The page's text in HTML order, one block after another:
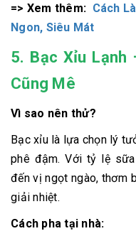
=> Xem thêm: Cách
Ngon, Siêu Mát
5. Bạc Xỉu Lạnh
Cũng Mê
Vì sao nên thử?
Bạc xỉu là lựa chọn lý
phê đậm. Với tỷ lệ
đến vị ngọt ngào, thơm
giải nhiệt.
Cách pha tại nhà: